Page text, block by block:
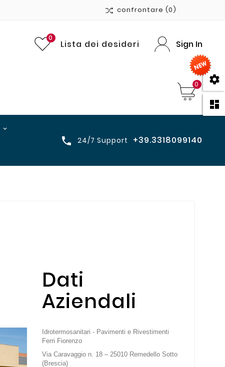


confrontare (0)
Lista dei desideri
0
Sign In
0
 24/7 Support +39.3318099140
Dati
Aziendali
Idrotermosanitari - Pavimenti e Rivestimenti
Ferri Fiorenzo
Via Caravaggio n. 18 – 25010 Remedello Sotto
(Brescia)